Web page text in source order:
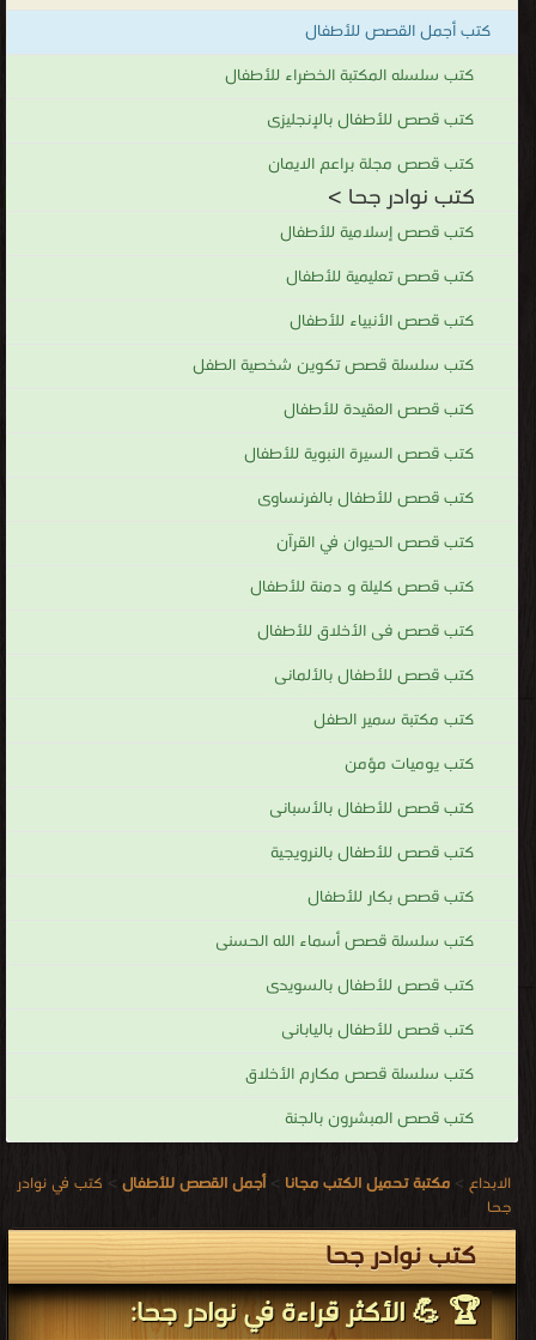
كتب أجمل القصص للأطفال
كتب سلسله المكتبة الخضراء للأطفال
كتب قصص للأطفال بالإنجليزى
كتب قصص مجلة براعم الايمان
كتب نوادر جحا >
كتب قصص إسلامية للأطفال
كتب قصص تعليمية للأطفال
كتب قصص الأنبياء للأطفال
كتب سلسلة قصص تكوين شخصية الطفل
كتب قصص العقيدة للأطفال
كتب قصص السيرة النبوية للأطفال
كتب قصص للأطفال بالفرنساوى
كتب قصص الحيوان في القرآن
كتب قصص كليلة و دمنة للأطفال
كتب قصص فى الأخلاق للأطفال
كتب قصص للأطفال بالألمانى
كتب مكتبة سمير الطفل
كتب يوميات مؤمن
كتب قصص للأطفال بالأسبانى
كتب قصص للأطفال بالنرويجية
كتب قصص بكار للأطفال
كتب سلسلة قصص أسماء الله الحسنى
كتب قصص للأطفال بالسويدى
كتب قصص للأطفال باليابانى
كتب سلسلة قصص مكارم الأخلاق
كتب قصص المبشرون بالجنة
الابداع > مكتبة تحميل الكتب مجانا >أجمل القصص للأطفال > كتب في نوادر
جحا
كتب نوادر جحا
🏆 💪 الأكثر قراءة في نوادر جحا: